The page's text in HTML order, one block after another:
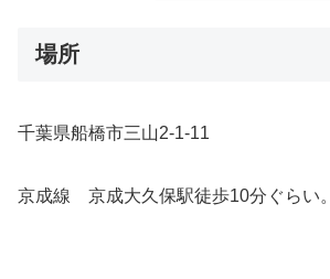
場所
千葉県船橋市三山2-1-11
京成線 京成大久保駅徒歩10分ぐらい。